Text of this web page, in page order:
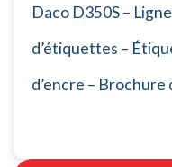
Daco D350S –
d’étiquettes –
d’encre –